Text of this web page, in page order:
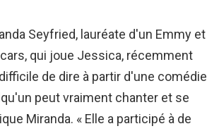
Seyfried, lauréate d'un Emmy et
qui joue Jessica, récemment
de dire à partir d'une comédie
peut vraiment chanter et se
Miranda. « Elle a participé à de